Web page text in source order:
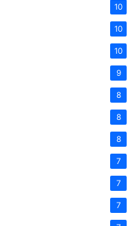
10
10
10
9
8
8
8
7
7
7